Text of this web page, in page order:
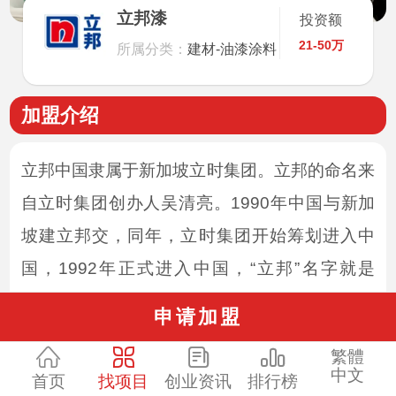
立邦漆
所属分类： 建材-油漆涂料
投资额
21-50万
加盟介绍
立邦中国隶属于新加坡立时集团。立邦的命名来
自立时集团创办人吴清亮。1990年中国与新加
坡建立邦交，同年，立时集团开始筹划进入中
国，1992年正式进入中国，“立邦”名字就是
发展以及中国改革开放20多年经济与社会的飞
申请加盟
首页 找项目 创业资讯 排行榜
繁體
中文